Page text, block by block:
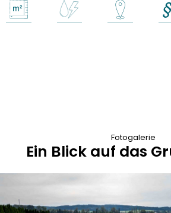
Fotogalerie
Ein Blick auf das